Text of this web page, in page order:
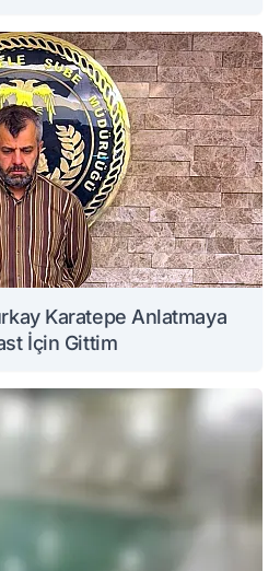
Karatepe Anlatmaya
İçin Gittim